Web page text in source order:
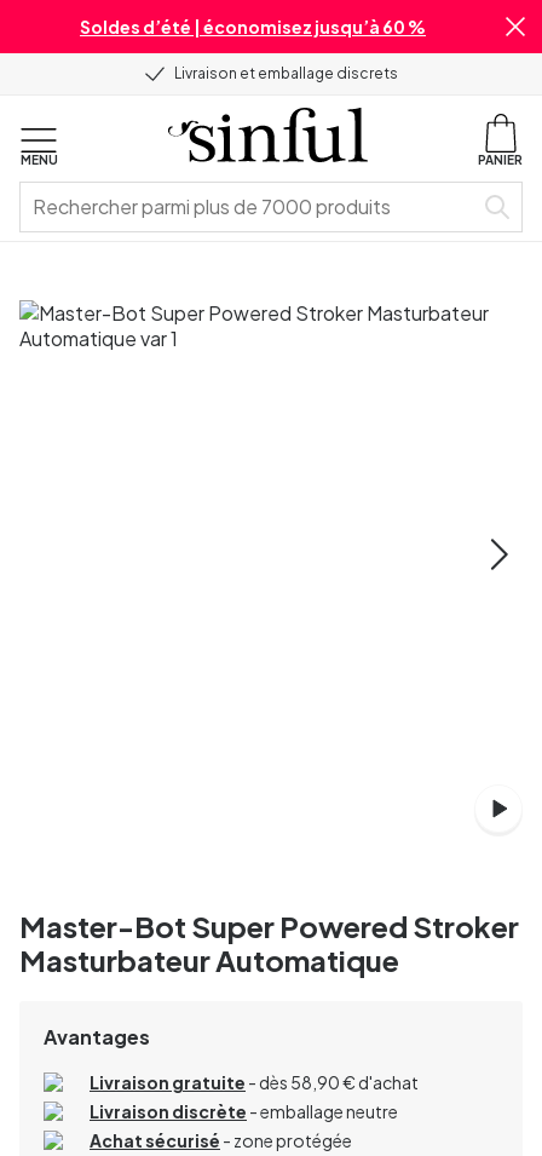
Soldes d’été | économisez jusqu’à 60 %
Livraison et emballage discrets
MENU PANIER
Master-Bot Super Powered Stroker
Masturbateur Automatique
Avantages
Livraison gratuite - dès 58,90 € d'achat
Livraison discrète - emballage neutre
Achat sécurisé - zone protégée